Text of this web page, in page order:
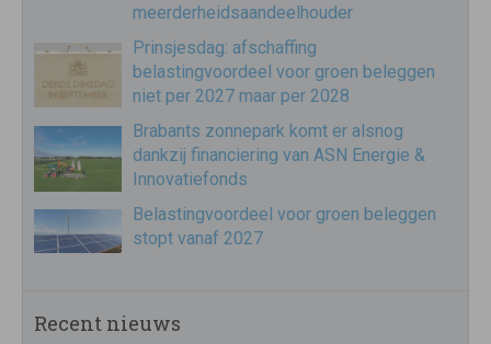
meerderheidsaandeelhouder
Prinsjesdag: afschaffing
belastingvoordeel voor groen beleggen
niet per 2027 maar per 2028
Brabants zonnepark komt er alsnog
dankzij financiering van ASN Energie &
Innovatiefonds
Belastingvoordeel voor groen beleggen
stopt vanaf 2027
Recent nieuws